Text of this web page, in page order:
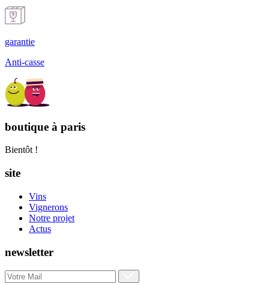
garantie
Anti-casse
boutique à paris
Bientôt !
site
Vins
Vignerons
Notre projet
Actus
newsletter